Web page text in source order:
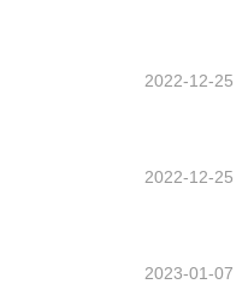
2022-12-25
2022-12-25
2023-01-07